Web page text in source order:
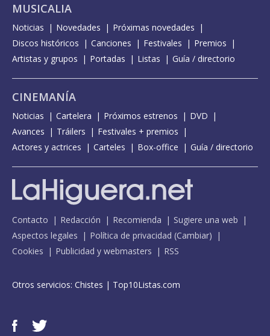
MUSICALIA
Noticias Novedades
Próximas novedades
Discos históricos
Canciones Festivales
Premios
Artistas y grupos
Portadas Listas Guía / directorio
CINEMANÍA
Noticias Cartelera Próximos estrenos
DVD
Avances
Tráilers
Festivales + premios
Actores y actrices
Carteles Box-office Guía / directorio
Contacto Redacción Recomienda
Sugiere una web
Aspectos legales
Política de privacidad (Cambiar)
Cookies
Publicidad y webmasters RSS
Otros servicios: Chistes | Top10Listas.com